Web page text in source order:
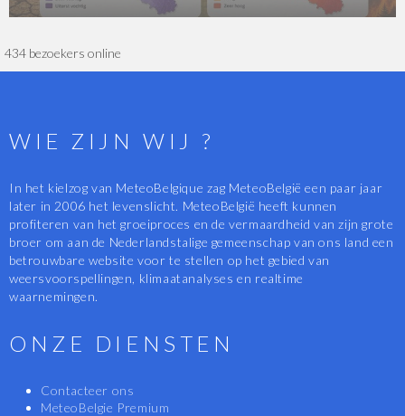
434 bezoekers online
WIE ZIJN WIJ ?
In het kielzog van MeteoBelgique zag MeteoBelgië een paar jaar
later in 2006 het levenslicht. MeteoBelgië heeft kunnen
profiteren van het groeiproces en de vermaardheid van zijn grote
broer om aan de Nederlandstalige gemeenschap van ons land een
betrouwbare website voor te stellen op het gebied van
weersvoorspellingen, klimaatanalyses en realtime
waarnemingen.
ONZE DIENSTEN
Contacteer ons
MeteoBelgie Premium